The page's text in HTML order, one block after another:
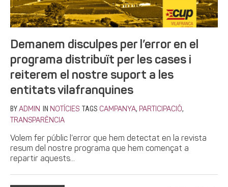
Demanem disculpes per l’error en el
programa distribuït per les cases i
reiterem el nostre suport a les
entitats vilafranquines
BY ADMIN IN NOTÍCIES TAGS CAMPANYA, PARTICIPACIÓ,
TRANSPARÈNCIA
Volem fer públic l’error que hem detectat en la revista
resum del nostre programa que hem començat a
repartir aquests...